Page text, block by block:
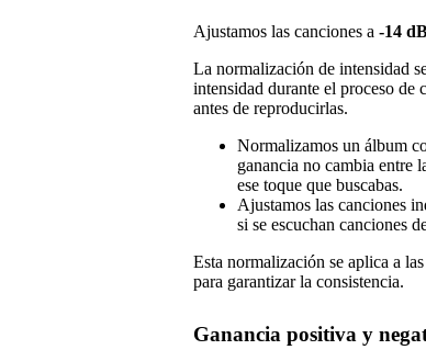
Ajustamos las canciones a -14
La normalización de intensidad
intensidad durante el proceso de
antes de reproducirlas.
Normalizamos un álbum
ganancia no cambia entre
ese toque que buscabas.
Ajustamos las canciones
si se escuchan canciones
Esta normalización se aplica a
para garantizar la consistencia.
Ganancia positiva y